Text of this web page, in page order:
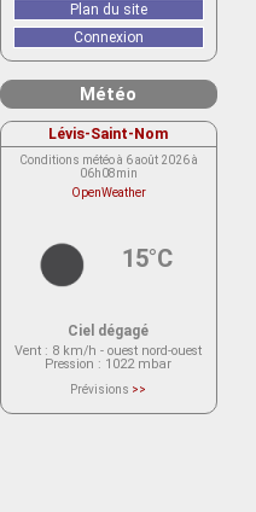
Plan du site
Connexion
Météo
Lévis-Saint-Nom
Conditions météo à 6 août 2026 à
06h08min
OpenWeather
15°C
Ciel dégagé
Vent : 8 km/h - ouest nord-ouest
Pression : 1022 mbar
Prévisions >>
actuellement aucune prévision